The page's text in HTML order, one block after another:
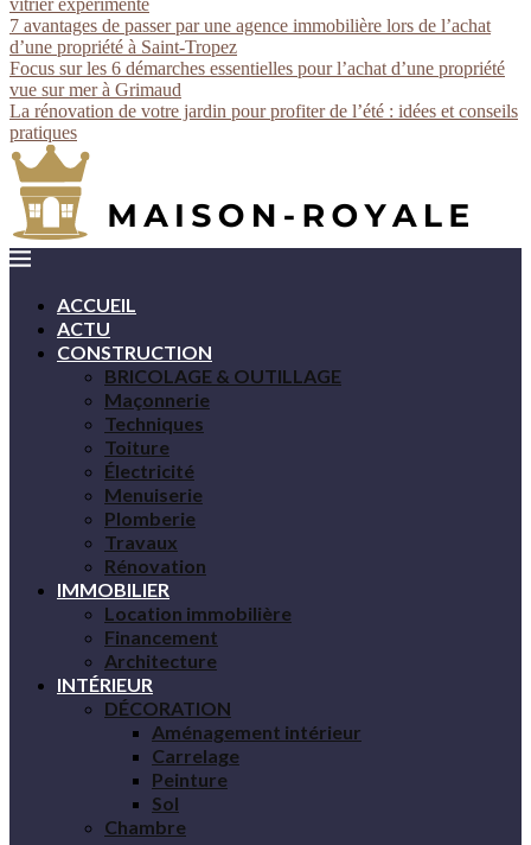
vitrier expérimenté
7 avantages de passer par une agence immobilière lors de l’achat
d’une propriété à Saint-Tropez
Focus sur les 6 démarches essentielles pour l’achat d’une propriété
vue sur mer à Grimaud
La rénovation de votre jardin pour profiter de l’été : idées et conseils
pratiques
ACCUEIL
ACTU
CONSTRUCTION
BRICOLAGE & OUTILLAGE
Maçonnerie
Techniques
Toiture
Électricité
Menuiserie
Plomberie
Travaux
Rénovation
IMMOBILIER
Location immobilière
Financement
Architecture
INTÉRIEUR
DÉCORATION
Aménagement intérieur
Carrelage
Peinture
Sol
Chambre